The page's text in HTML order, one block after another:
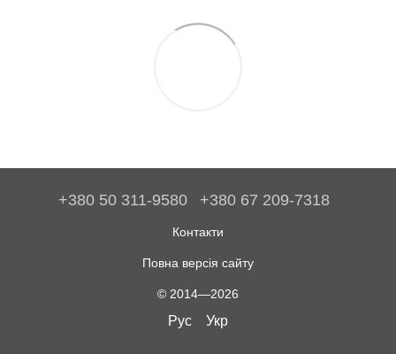
+380 50 311-9580 +380 67 209-7318
Контакти
Повна версія сайту
© 2014—2026
Рус Укр